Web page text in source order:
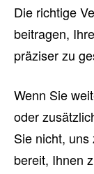
Die richtige
beitragen,
präziser zu
Wenn Sie
oder
Sie nicht,
bereit, Ihnen